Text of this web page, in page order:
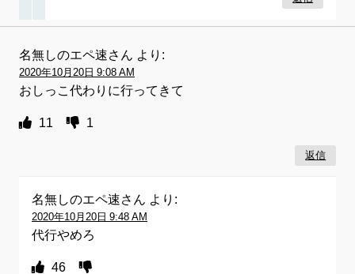
名無しのエペ速さん より:
2020年10月20日 9:08 AM
おしっこ代わりに行ってきて
11 1
返信
名無しのエペ速さん より:
2020年10月20日 9:48 AM
代行やめろ
46